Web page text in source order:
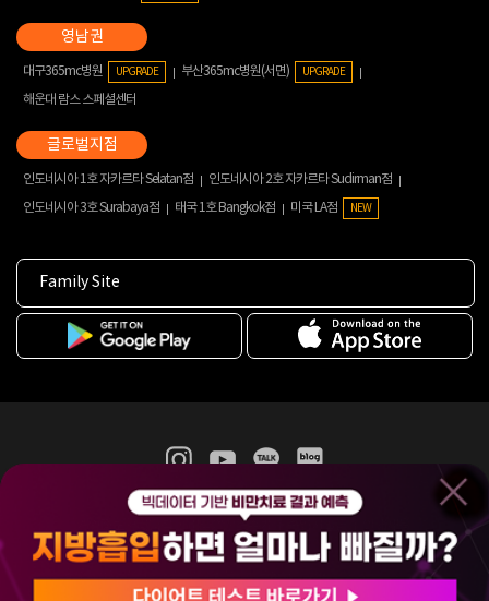
대구365mc병원 UPGRADE 부산365mc병원(서면) UPGRADE
해운대 람스 스페셜센터
인도네시아 1호 자카르타 Selatan점
인도네시아 2호 자카르타 Sudirman점
인도네시아 3호 Surabaya점
태국 1호 Bangkok점 미국 LA점 NEW
Family Site
365mc 병·의원 이용약관
홈페이지 이용약관
비급여진료수가
(주)365mcㅣ서울특별시 서초구 서초대로52길 7, 3~4층(서초동, 제일빌딩)
120-87-04354ㅣ김남철